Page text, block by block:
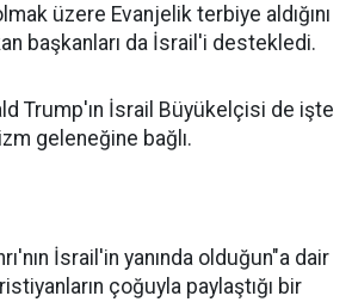
üzere Evanjelik terbiye aldığını
başkanları da İsrail'i destekledi.
Trump'ın İsrail Büyükelçisi de işte
geleneğine bağlı.
İsrail'in yanında olduğun"a dair
çoğuyla paylaştığı bir